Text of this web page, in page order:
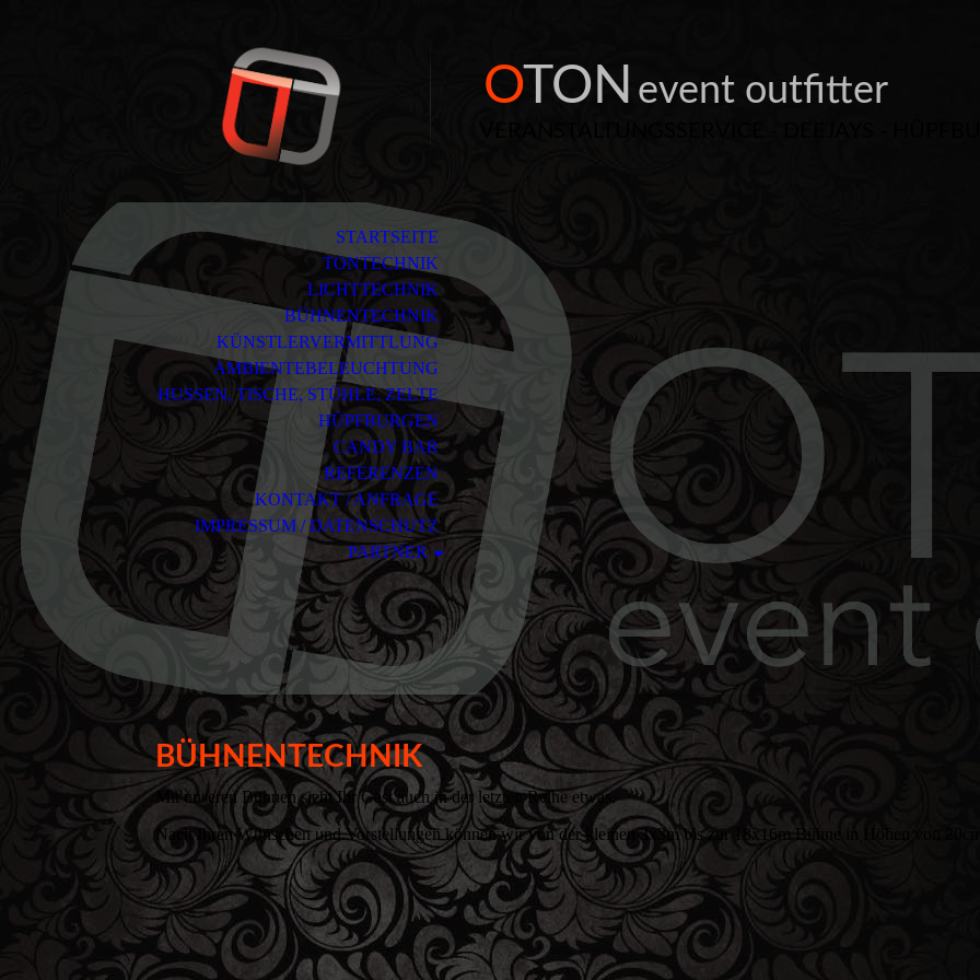
OTON event outfitter
STARTSEITE
TONTECHNIK
LICHTTECHNIK
BÜHNENTECHNIK
KÜNSTLERVERMITTLUNG
AMBIENTEBELEUCHTUNG
HUSSEN, TISCHE, STÜHLE, ZELTE
HÜPFBURGEN
CANDY BAR
REFERENZEN
KONTAKT / ANFRAGE
IMPRESSUM / DATENSCHUTZ
PARTNER
BÜHNENTECHNIK
Mit unseren Bühnen sieht Ihr Gast auch in der letzten Reihe etwas.
Nach Ihren Wünschen und Vorstellungen können wir von der kleinen 3x3m bis zur 18x16m Bühne in Höhen von